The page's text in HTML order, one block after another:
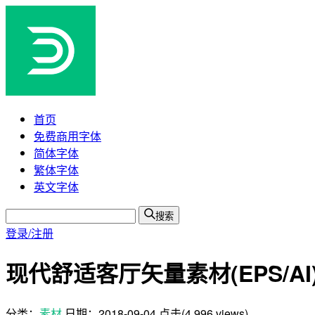
首页
免费商用字体
简体字体
繁体字体
英文字体
搜索
登录/注册
现代舒适客厅矢量素材(EPS/